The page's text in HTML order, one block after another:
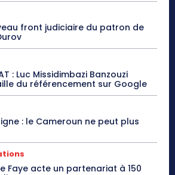
front judiciaire du patron de
: Luc Missidimbazi Banzouzi
du référencement sur Google
: le Cameroun ne peut plus
Faye acte un partenariat à 150